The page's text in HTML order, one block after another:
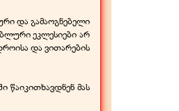
და გამაოგნებელი
ეკლესიები არ
და ვითარების
მას